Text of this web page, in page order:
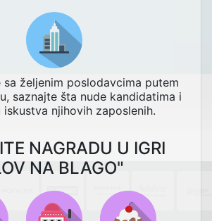
sa željenim poslodavcima putem
saznajte šta nude kandidatima i
iskustva njihovih zaposlenih.
NAGRADU U IGRI
NA BLAGO"